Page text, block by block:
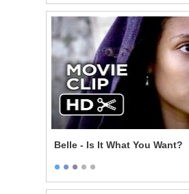
Belle - Is It What You Want?